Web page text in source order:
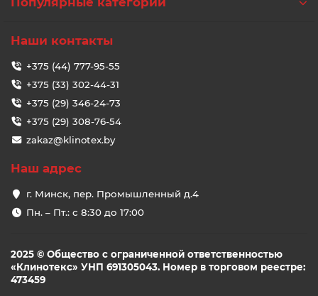
Наши контакты
+375 (44) 777-95-55
+375 (33) 302-44-31
+375 (29) 346-24-73
+375 (29) 308-76-54
zakaz@klinotex.by
Наш адрес
г. Минск, пер. Промышленный д.4
Пн. – Пт.: с 8:30 до 17:00
2025 © Общество с ограниченной ответственностью
«Клинотекс» УНП 691305043. Номер в торговом реестре:
473459